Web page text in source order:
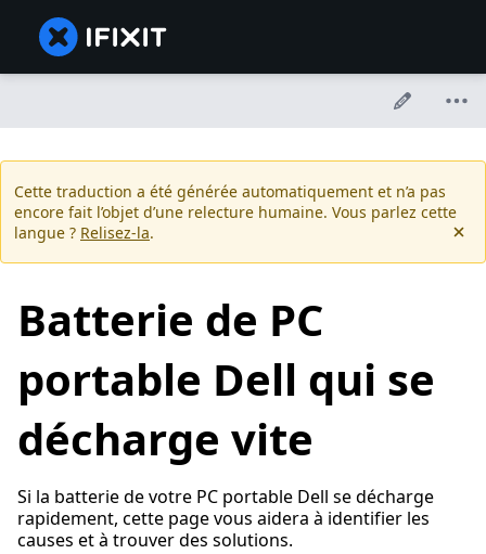
Cette traduction a été générée automatiquement et n’a pas
encore fait l’objet d’une relecture humaine. Vous parlez cette
langue ? Relisez-la.
Batterie de PC
portable Dell qui se
décharge vite
Si la batterie de votre PC portable Dell se décharge
rapidement, cette page vous aidera à identifier les
causes et à trouver des solutions.